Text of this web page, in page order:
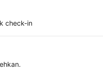
check-in